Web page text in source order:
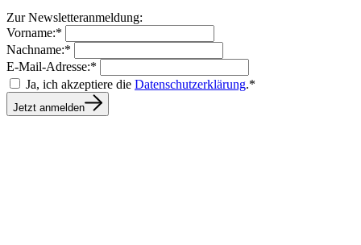
Zur Newsletteranmeldung:
Vorname:*
Nachname:*
E-Mail-Adresse:*
Ja, ich akzeptiere die Datenschutzerklärung.*
Jetzt anmelden